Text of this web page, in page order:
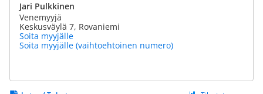
Jari Pulkkinen
Venemyyjä
Keskusväylä 7, Rovaniemi
Soita myyjälle
Soita myyjälle (vaihtoehtoinen numero)